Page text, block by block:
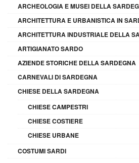
ARCHEOLOGIA E MUSEI DELLA
ARCHITETTURA E URBANISTICA IN
ARCHITETTURA INDUSTRIALE DELLA
ARTIGIANATO SARDO
AZIENDE STORICHE DELLA SARDEGNA
CARNEVALI DI SARDEGNA
CHIESE DELLA SARDEGNA
CHIESE CAMPESTRI
CHIESE COSTIERE
CHIESE URBANE
COSTUMI SARDI